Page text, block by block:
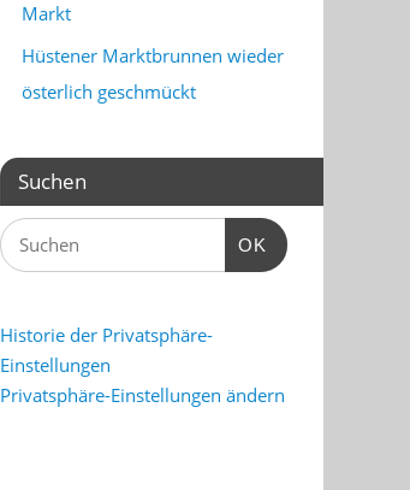
Markt
Hüstener Marktbrunnen wieder
österlich geschmückt
Suchen
OK
Historie der Privatsphäre-
Einstellungen
Privatsphäre-Einstellungen ändern